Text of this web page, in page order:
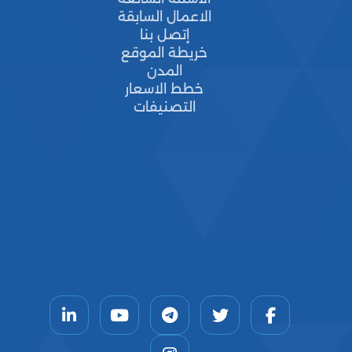
الاعمال السابقة
إتصل بنا
خريطة الموقع
المدن
خطط الاسعار
التصنيفات